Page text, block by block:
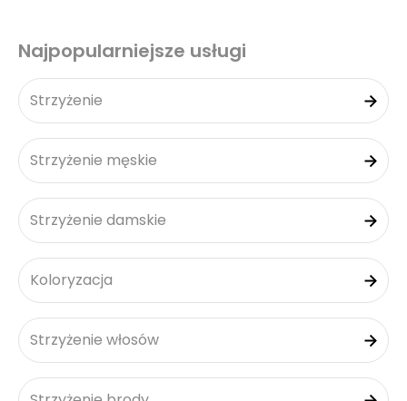
Najpopularniejsze usługi
Strzyżenie
Strzyżenie męskie
Strzyżenie damskie
Koloryzacja
Strzyżenie włosów